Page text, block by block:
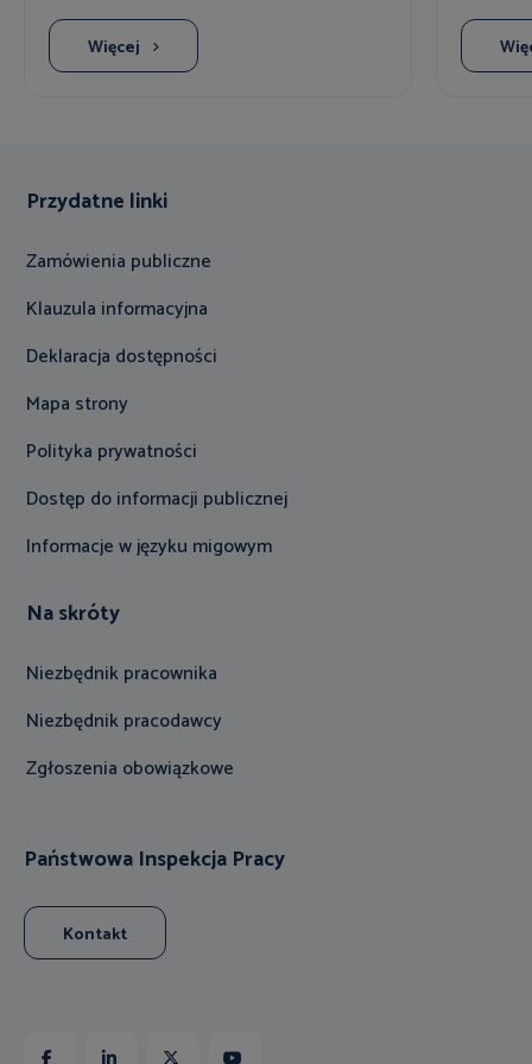
Więcej
Przydatne linki
Zamówienia publiczne
Klauzula informacyjna
Deklaracja dostępności
Mapa strony
Polityka prywatności
Dostęp do informacji publicznej
Informacje w języku migowym
Na skróty
Niezbędnik pracownika
Niezbędnik pracodawcy
Zgłoszenia obowiązkowe
Państwowa Inspekcja Pracy
Kontakt